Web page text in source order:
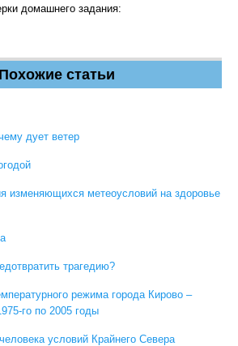
домашнего задания:
Похожие статьи
дует ветер
изменяющихся метеоусловий на здоровье
трагедию?
режима города Кирово –
го по 2005 годы
условий Крайнего Севера